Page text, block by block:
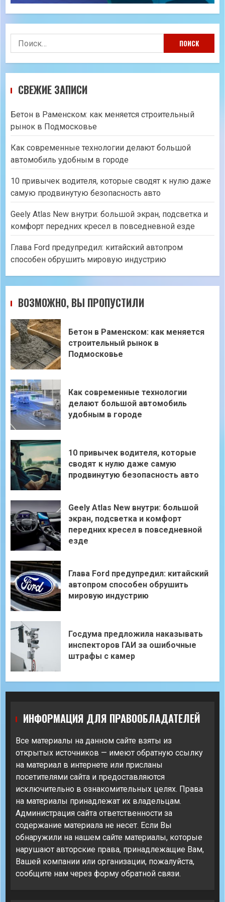
Найти:
СВЕЖИЕ ЗАПИСИ
Бетон в Раменском: как меняется строительный
рынок в Подмосковье
Как современные технологии делают большой
автомобиль удобным в городе
10 привычек водителя, которые сводят к нулю даже
самую продвинутую безопасность авто
Geely Atlas New внутри: большой экран, подсветка и
комфорт передних кресел в повседневной езде
Глава Ford предупредил: китайский автопром
способен обрушить мировую индустрию
ВОЗМОЖНО, ВЫ ПРОПУСТИЛИ
Бетон в Раменском: как меняется
строительный рынок в
Подмосковье
Как современные технологии
делают большой автомобиль
удобным в городе
10 привычек водителя, которые
сводят к нулю даже самую
продвинутую безопасность авто
Geely Atlas New внутри: большой
экран, подсветка и комфорт
передних кресел в повседневной
езде
Глава Ford предупредил: китайский
автопром способен обрушить
мировую индустрию
Госдума предложила наказывать
инспекторов ГАИ за ошибочные
штрафы с камер
ИНФОРМАЦИЯ ДЛЯ ПРАВООБЛАДАТЕЛЕЙ
Все материалы на данном сайте взяты из
открытых источников — имеют обратную ссылку
на материал в интернете или присланы
посетителями сайта и предоставляются
исключительно в ознакомительных целях. Права
на материалы принадлежат их владельцам.
Администрация сайта ответственности за
содержание материала не несет. Если Вы
обнаружили на нашем сайте материалы, которые
нарушают авторские права, принадлежащие Вам,
Вашей компании или организации, пожалуйста,
сообщите нам через форму обратной связи.